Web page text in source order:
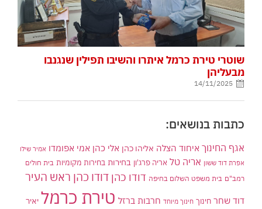
שוטרי טירת כרמל איתרו והשיבו תפילין שנגנבו
מבעליהן
14/11/2025
כתבות בנושאים:
אגף החינוך איחוד הצלה אליהו כהן אלי כהן אמי אפומדו אמיר שילו
אפרת דוד ששון אריה טל אריה פרג'ון בחירות בחירות מקומיות בית חולים
רמב"ם בית משפט השלום בחיפה דודו כהן דודו כהן ראש העיר
דוד שחר חינוך חינוך מיוחד חרבות ברזל טירת כרמל יאיר